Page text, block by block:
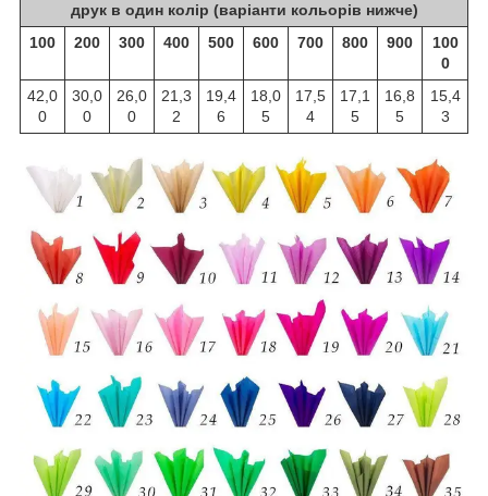
друк в один колір (варіанти кольорів нижче)
100
200 300 400 500 600 700 800 900
100
0
42,0
0
30,0
0
26,0
0
21,3
2
19,4
6
18,0
5
17,5
4
17,1
5
16,8
5
15,4
3